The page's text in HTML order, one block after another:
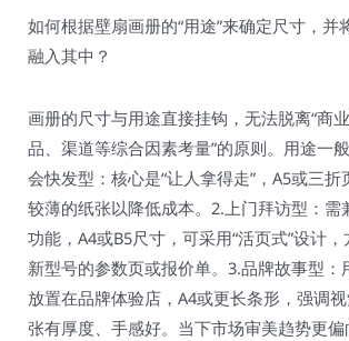
如何根据壁扇画册的“用途”来确定尺寸，并
融入其中？
画册的尺寸与用途直接挂钩，无法脱离“商
品、渠道等综合因素考量”的原则。用途一
会快发型：核心是“让人拿得走”，A5或三折
较薄的纸张以降低成本。2.上门拜访型：需
功能，A4或B5尺寸，可采用“活页式”设计
新型号的参数页或报价单。3.品牌故事型：
放置在品牌体验店，A4或更长条形，强调
张有厚度、手感好。当下市场审美趋势更偏